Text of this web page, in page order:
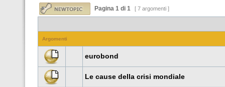
Pagina 1 di 1 [ 7 argomenti ]
Argomenti
eurobond
Le cause della crisi mondiale